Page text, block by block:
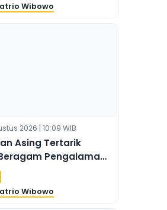
Wibowo
2026 | 10:09 WIB
Asing Tertarik
Pengalaman
Budaya di Mongolia
Wibowo